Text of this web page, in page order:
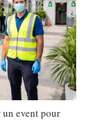
un event pour